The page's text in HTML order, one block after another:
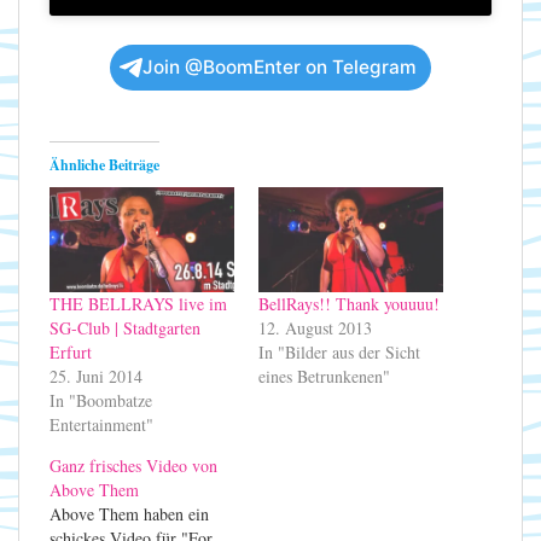
Join @BoomEnter on Telegram
Ähnliche Beiträge
THE BELLRAYS live im
SG-Club | Stadtgarten
Erfurt
25. Juni 2014
In "Boombatze
Entertainment"
BellRays!! Thank youuuu!
12. August 2013
In "Bilder aus der Sicht
eines Betrunkenen"
Ganz frisches Video von
Above Them
Above Them haben ein